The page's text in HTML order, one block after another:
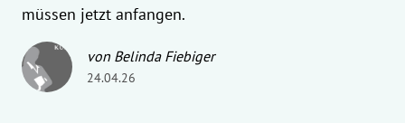
müssen jetzt anfangen.
von Belinda Fiebiger
24.04.26